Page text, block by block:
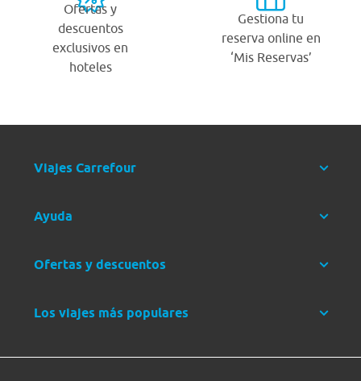
Ofertas y
descuentos
exclusivos en
hoteles
Gestiona tu
reserva online en
‘Mis Reservas’
Viajes Carrefour
Ayuda
Ofertas y descuentos
Los viajes más populares